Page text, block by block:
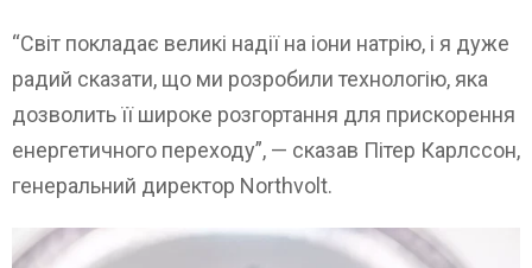
“Світ покладає великі надії на іони натрію, і я дуже
радий сказати, що ми розробили технологію, яка
дозволить її широке розгортання для прискорення
енергетичного переходу”, — сказав Пітер Карлссон,
генеральний директор Northvolt.